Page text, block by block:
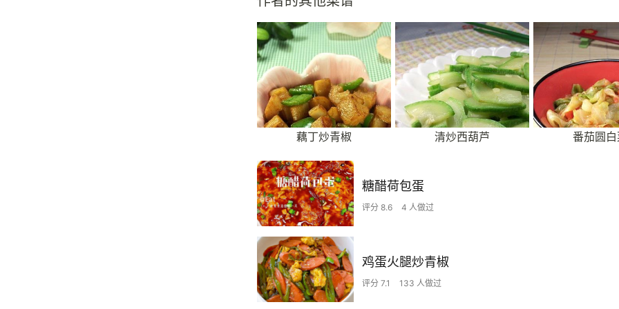
藕丁炒青椒 清炒西葫芦 番茄圆
糖醋荷包蛋
评分 8.6 4 人做过
鸡蛋火腿炒青椒
评分 7.1 133 人做过